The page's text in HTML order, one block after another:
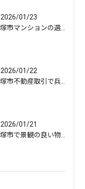
2026/01/23
2026/01/22
2026/01/21